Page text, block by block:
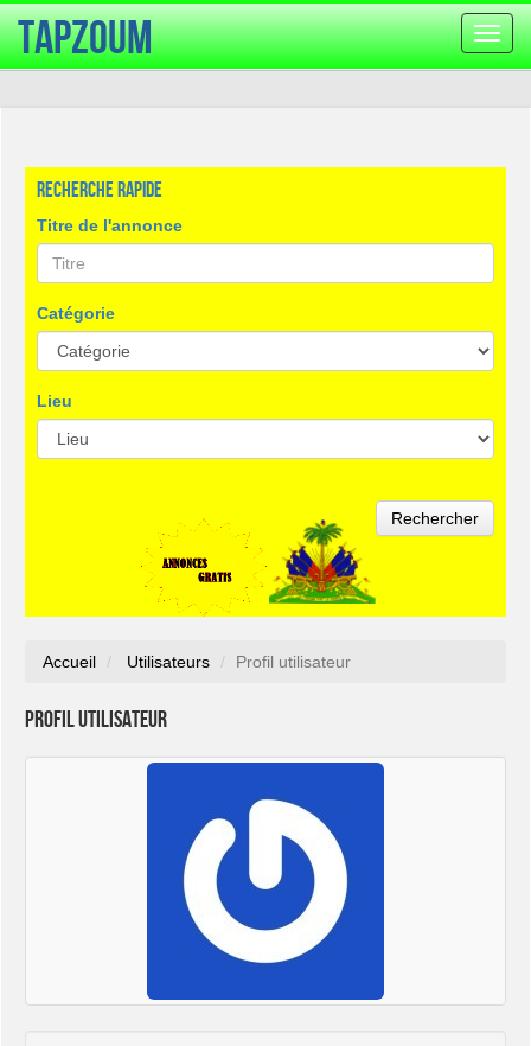
la
TapZoum
Recherche rapide
Titre de l'annonce
Catégorie
Lieu
Rechercher
Accueil Utilisateurs Profil utilisateur
Profil utilisateur